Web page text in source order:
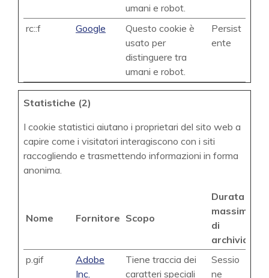
umani e robot.
rc::f Google
Questo cookie è
usato per
distinguere tra
umani e robot.
Persist
ente
Statistiche (2)
I cookie statistici aiutano i proprietari del sito web a
capire come i visitatori interagiscono con i siti
raccogliendo e trasmettendo informazioni in forma
anonima.
Nome Fornitore Scopo
Durata
massima
di
p.gif
Adobe
Inc.
Tiene traccia dei
caratteri speciali
Sessio
ne